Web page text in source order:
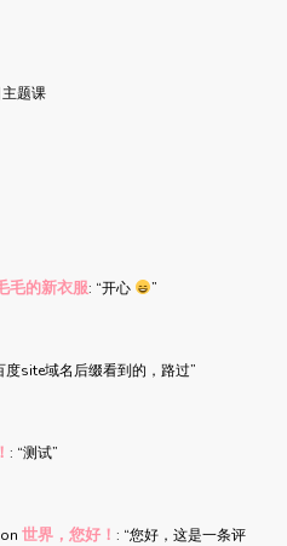
题课
毛的新衣服: “开心 ”
度site域名后缀看到的，路过”
: “测试”
on 世界，您好！ : “您好，这是一条评